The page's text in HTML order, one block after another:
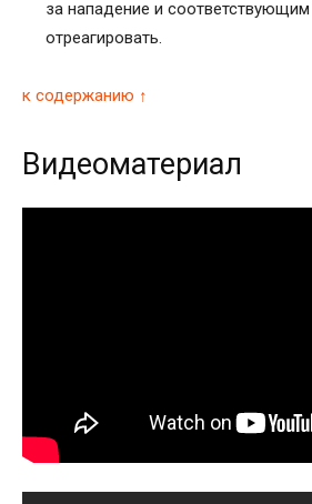
за нападение и
отреагировать.
к содержанию ↑
Видеоматериал